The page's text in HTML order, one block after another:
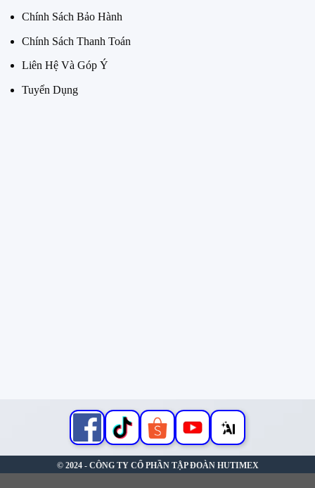
Chính Sách Bảo Hành
Chính Sách Thanh Toán
Liên Hệ Và Góp Ý
Tuyển Dụng
© 2024 - CÔNG TY CỔ PHẦN TẬP ĐOÀN HUTIMEX